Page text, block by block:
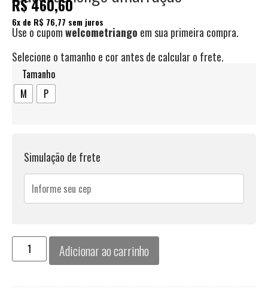
R$460,60
6x de R$ 76,77 sem juros
Use o cupomwelcometriango em sua primeira compra.
Selecione o tamanho e cor antes de calcular o frete.
Tamanho
M
P
Simulação de frete
Adicionar ao carrinho